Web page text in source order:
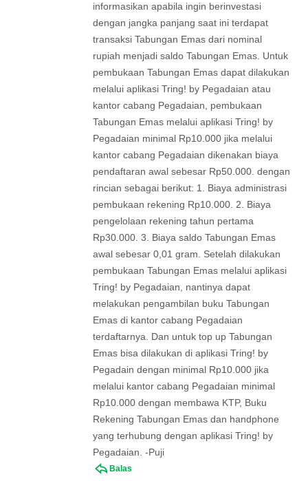
informasikan apabila ingin berinvestasi
dengan jangka panjang saat ini terdapat
transaksi Tabungan Emas dari nominal
rupiah menjadi saldo Tabungan Emas. Untuk
pembukaan Tabungan Emas dapat dilakukan
melalui aplikasi Tring! by Pegadaian atau
kantor cabang Pegadaian, pembukaan
Tabungan Emas melalui aplikasi Tring! by
Pegadaian minimal Rp10.000 jika melalui
kantor cabang Pegadaian dikenakan biaya
pendaftaran awal sebesar Rp50.000. dengan
rincian sebagai berikut: 1. Biaya administrasi
pembukaan rekening Rp10.000. 2. Biaya
pengelolaan rekening tahun pertama
Rp30.000. 3. Biaya saldo Tabungan Emas
awal sebesar 0,01 gram. Setelah dilakukan
pembukaan Tabungan Emas melalui aplikasi
Tring! by Pegadaian, nantinya dapat
melakukan pengambilan buku Tabungan
Emas di kantor cabang Pegadaian
terdaftarnya. Dan untuk top up Tabungan
Emas bisa dilakukan di aplikasi Tring! by
Pegadain dengan minimal Rp10.000 jika
melalui kantor cabang Pegadaian minimal
Rp10.000 dengan membawa KTP, Buku
Rekening Tabungan Emas dan handphone
yang terhubung dengan aplikasi Tring! by
Pegadaian. -Puji
Balas